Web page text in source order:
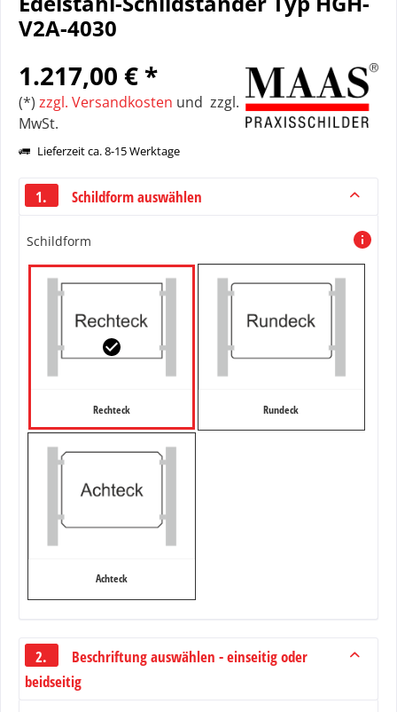
V2A-4030
1.217,00 € *
(*) zzgl. Versandkosten und zzgl.
MwSt.
Lieferzeit ca. 8-15 Werktage
1. Schildform auswählen
Schildform
Rechteck Rundeck
Achteck
2.
Beschriftung auswählen - einseitig oder
beidseitig